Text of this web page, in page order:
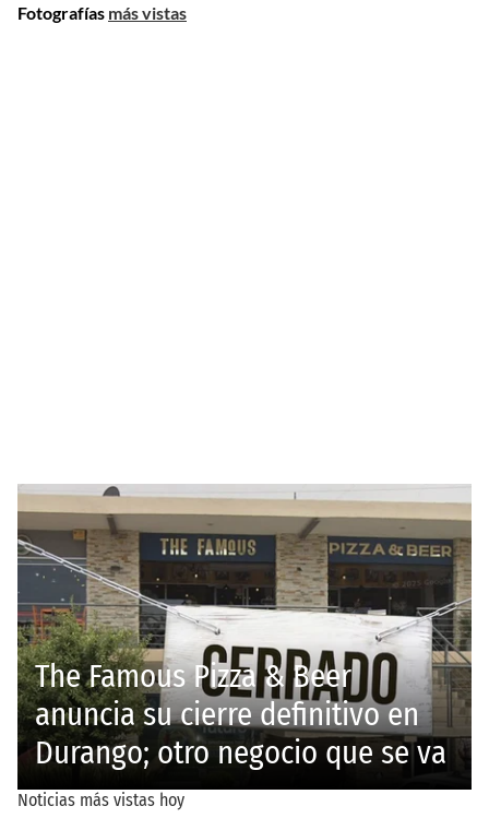
Fotografías más vistas